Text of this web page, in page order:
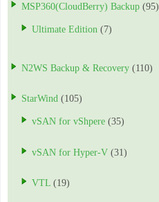
MSP360(CloudBerry) Backup (95)
Ultimate Edition (7)
N2WS Backup & Recovery (110)
StarWind (105)
vSAN for vShpere (35)
vSAN for Hyper-V (31)
VTL (19)